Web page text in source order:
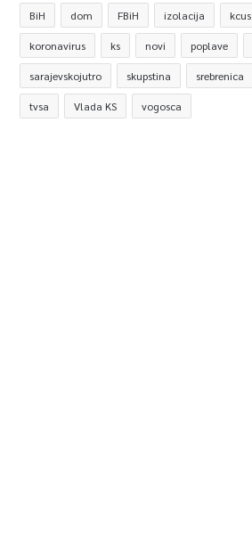
BiH dom FBiH izolacija kcus
koronavirus ks novi poplave
sarajevskojutro skupstina srebrenica
tvsa Vlada KS vogosca